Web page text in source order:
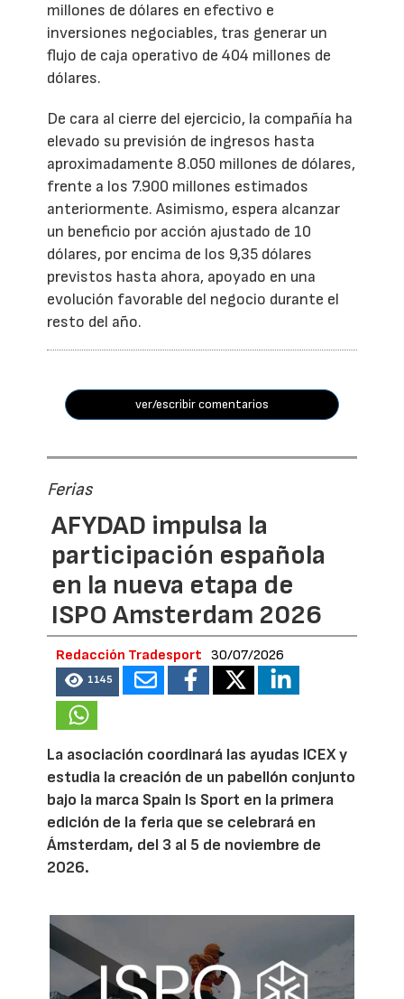
millones de dólares en efectivo e
inversiones negociables, tras generar un
flujo de caja operativo de 404 millones de
dólares.
De cara al cierre del ejercicio, la compañía ha
elevado su previsión de ingresos hasta
aproximadamente 8.050 millones de dólares,
frente a los 7.900 millones estimados
anteriormente. Asimismo, espera alcanzar
un beneficio por acción ajustado de 10
dólares, por encima de los 9,35 dólares
previstos hasta ahora, apoyado en una
evolución favorable del negocio durante el
resto del año.
ver/escribir comentarios
Ferias
AFYDAD impulsa la
participación española
en la nueva etapa de
ISPO Amsterdam 2026
Redacción Tradesport 30/07/2026
1145
La asociación coordinará las ayudas ICEX y
estudia la creación de un pabellón conjunto
bajo la marca Spain Is Sport en la primera
edición de la feria que se celebrará en
Ámsterdam, del 3 al 5 de noviembre de
2026.